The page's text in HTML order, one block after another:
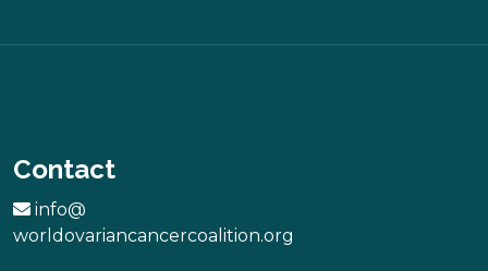
Contact
info@
worldovariancancercoalition.org